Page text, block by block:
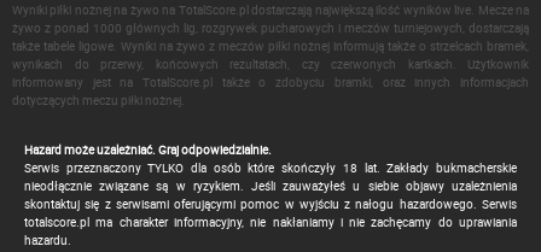
Wyniki piłki nożnej na żywo na TotalScore.pl dostarczają największą ilość wyników live. Mecze na
żywo z ponad 1000 głównych lig, rozgrywek pucharowych i meczów turniejowych, dostarczają
także tabele ligowe. Wyniki na żywo z meczów piłki nożnej informują także o strzelcach bramek,
wynikach do przerwy, końcowych rezultatach, czy czerwonych kartkach. Użytkownik
informowany jest na TotalScore.pl także o zdobyciu bramki, oraz innych informacjach
dotyczących meczu piłki nożnej.
Hazard może uzależniać. Graj odpowiedzialnie.
Serwis przeznaczony TYLKO dla osób które skończyły 18 lat. Zakłady bukmacherskie
nieodłącznie związane są w ryzykiem. Jeśli zauważyłeś u siebie objawy uzależnienia
skontaktuj się z serwisami oferującymi pomoc w wyjściu z nałogu hazardowego. Serwis
totalscore.pl ma charakter informacyjny, nie nakłaniamy i nie zachęcamy do uprawiania
hazardu.